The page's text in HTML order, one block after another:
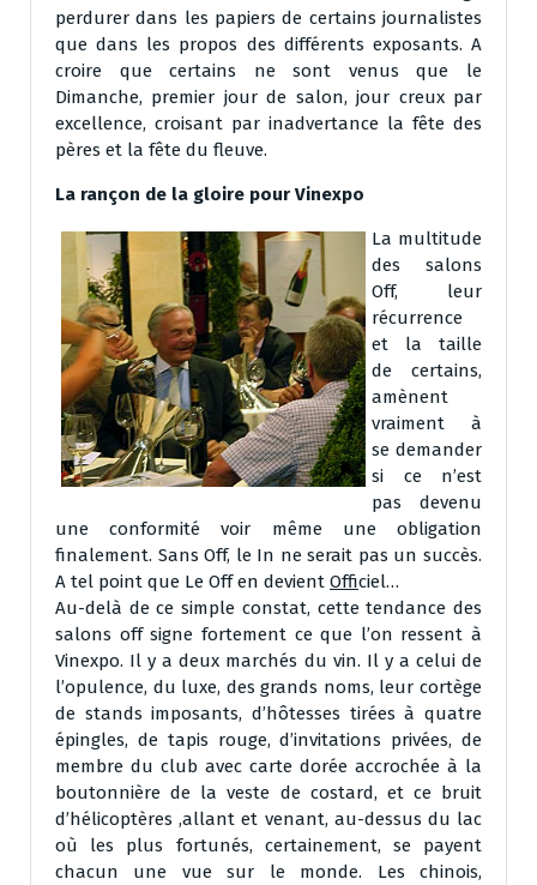
perdurer dans les papiers de certains journalistes
que dans les propos des différents exposants. A
croire que certains ne sont venus que le
Dimanche, premier jour de salon, jour creux par
excellence, croisant par inadvertance la fête des
pères et la fête du fleuve.
La rançon de la gloire pour Vinexpo
La multitude
des salons
Off, leur
récurrence
et la taille
de certains,
amènent
vraiment à
se demander
si ce n’est
pas devenu
une conformité voir même une obligation
finalement. Sans Off, le In ne serait pas un succès.
A tel point que Le Off en devient Officiel…
Au-delà de ce simple constat, cette tendance des
salons off signe fortement ce que l’on ressent à
Vinexpo. Il y a deux marchés du vin. Il y a celui de
l’opulence, du luxe, des grands noms, leur cortège
de stands imposants, d’hôtesses tirées à quatre
épingles, de tapis rouge, d’invitations privées, de
membre du club avec carte dorée accrochée à la
boutonnière de la veste de costard, et ce bruit
d’hélicoptères ,allant et venant, au-dessus du lac
où les plus fortunés, certainement, se payent
chacun une vue sur le monde. Les chinois,